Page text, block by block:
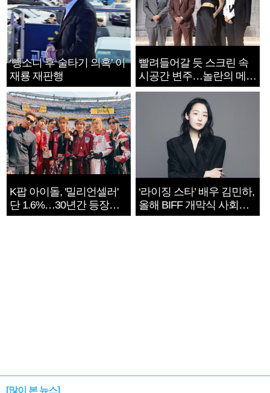
‘뺑소니 후 술타기 의혹’ 이
재룡 재판행
빨려들어갈 듯 스크린 속
시공간 변주…놀란의 메시
지는 ‘전쟁 속죄’
K팝 아이돌, '밀리언셀러'
단 1.6%…30년간 등장
1182개팀 전수조사
‘라이징 스타’ 배우 김민하,
올해 BIFF 개막식 사회자
확정
[많이 본 뉴스]